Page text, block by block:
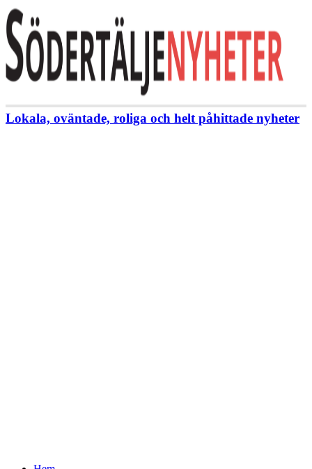
Lokala, oväntade, roliga och helt påhittade nyheter